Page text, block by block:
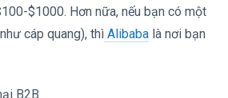
$1000. Hơn nữa, nếu bạn có một
cáp quang), thì Alibaba là nơi bạn